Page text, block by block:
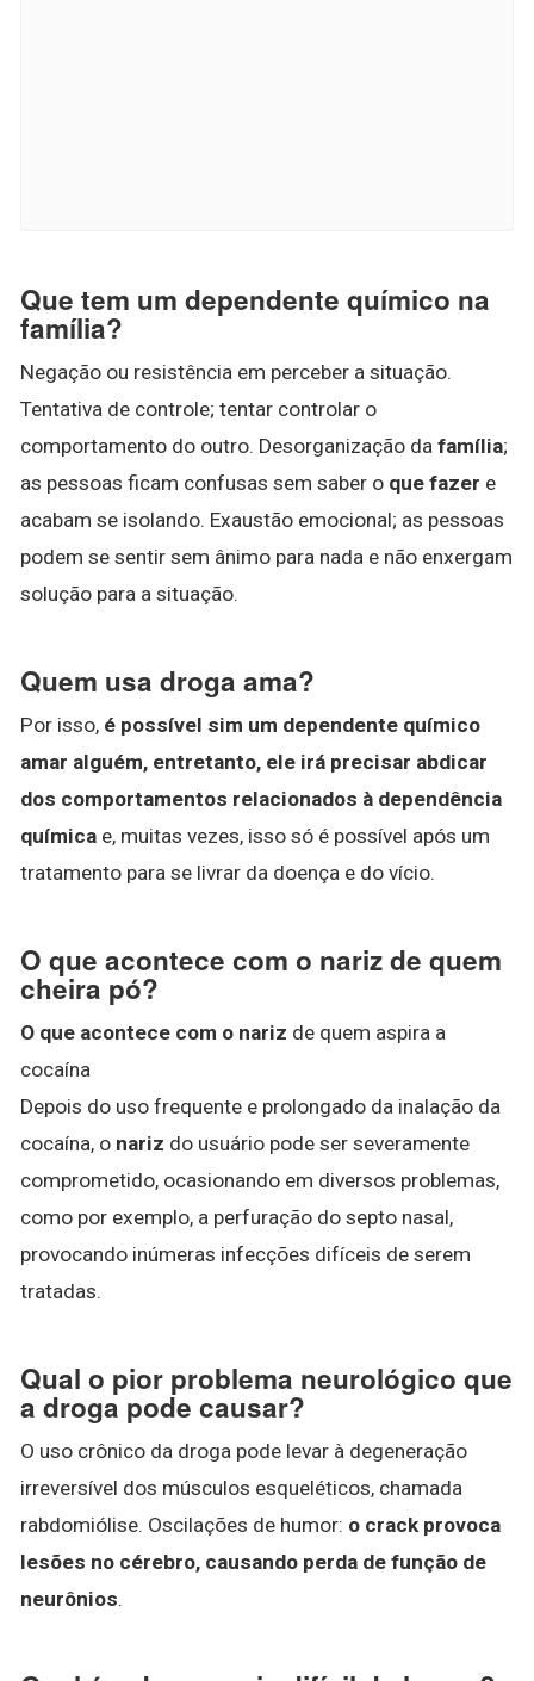
Que tem um dependente químico na
família?
Negação ou resistência em perceber a situação.
Tentativa de controle; tentar controlar o
comportamento do outro. Desorganização da família;
as pessoas ficam confusas sem saber o que fazer e
acabam se isolando. Exaustão emocional; as pessoas
podem se sentir sem ânimo para nada e não enxergam
solução para a situação.
Quem usa droga ama?
Por isso, é possível sim um dependente químico
amar alguém, entretanto, ele irá precisar abdicar
dos comportamentos relacionados à dependência
química e, muitas vezes, isso só é possível após um
tratamento para se livrar da doença e do vício.
O que acontece com o nariz de quem
cheira pó?
O que acontece com o nariz de quem aspira a
cocaína
Depois do uso frequente e prolongado da inalação da
cocaína, o nariz do usuário pode ser severamente
comprometido, ocasionando em diversos problemas,
como por exemplo, a perfuração do septo nasal,
provocando inúmeras infecções difíceis de serem
tratadas.
Qual o pior problema neurológico que
a droga pode causar?
O uso crônico da droga pode levar à degeneração
irreversível dos músculos esqueléticos, chamada
rabdomiólise. Oscilações de humor: o crack provoca
lesões no cérebro, causando perda de função de
neurônios.